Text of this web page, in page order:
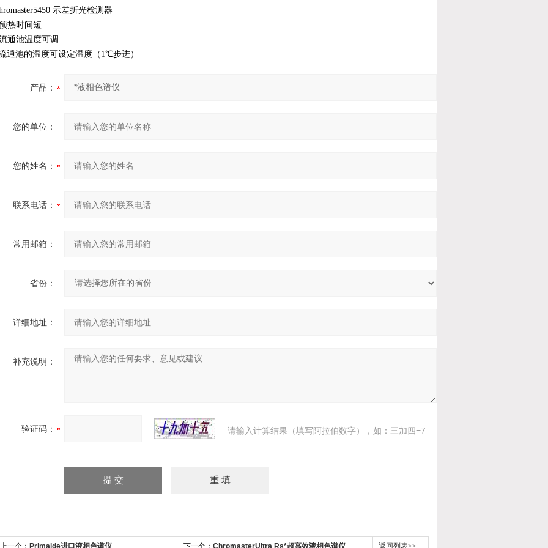
示差折光检测器
热时间短
通池温度可调
通池的温度可设定温度（1℃步进）
产品：
您的单位：
您的姓名：
联系电话：
常用邮箱：
省份：
详细地址：
补充说明：
验证码： 请输入计算结果（填写阿拉伯数字），如：三加四=7
上一个： Primaide进口液相色谱仪 下一个： ChromasterUltra Rs*超高效液相色谱仪 返回列表>>